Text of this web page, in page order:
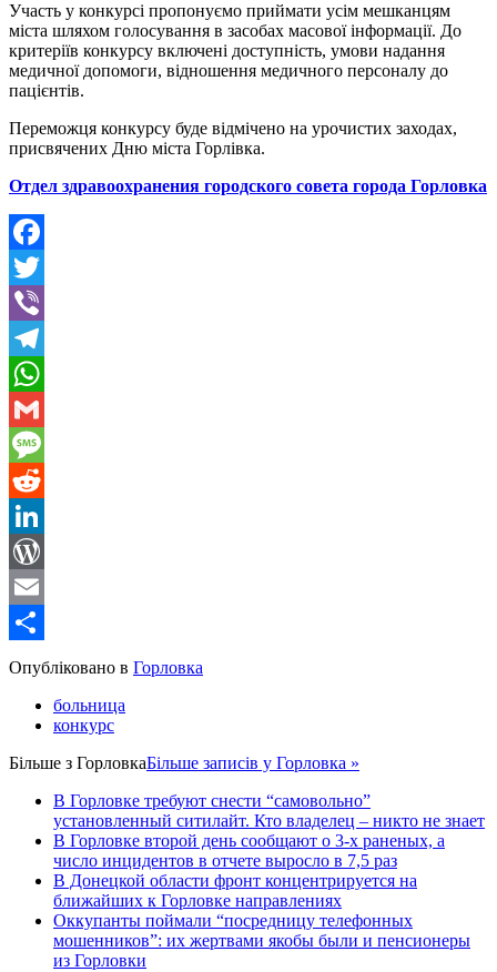
Участь у конкурсі пропонуємо приймати усім мешканцям
міста шляхом голосування в засобах масової інформації. До
критеріїв конкурсу включені доступність, умови надання
медичної допомоги, відношення медичного персоналу до
пацієнтів.
Переможця конкурсу буде відмічено на урочистих заходах,
присвячених Дню міста Горлівка.
Отдел здравоохранения городского совета города Горловка
Facebook
Twitter
Viber
Telegram
WhatsApp
Gmail
Message
Reddit
LinkedIn
WordPress
Email
Share
Опубліковано в Горловка
больница
конкурс
Більше з ГорловкаБільше записів у Горловка »
В Горловке требуют снести “самовольно”
установленный ситилайт. Кто владелец – никто не знает
В Горловке второй день сообщают о 3-х раненых, а
число инцидентов в отчете выросло в 7,5 раз
В Донецкой области фронт концентрируется на
ближайших к Горловке направлениях
Оккупанты поймали “посредницу телефонных
мошенников”: их жертвами якобы были и пенсионеры
из Горловки